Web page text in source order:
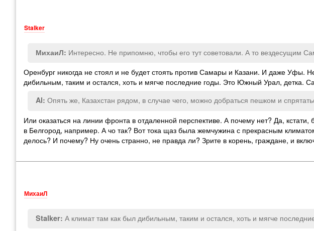
Stalker
МихаиЛ: Интересно. Не припомню, чтобы его тут советовали. А то вездесущим
Оренбург никогда не стоял и не будет стоять против Самары и Казани. И даже Уфы.
дибильным, таким и остался, хоть и мягче последние годы. Это Южный Урал, детка.
Al: Опять же, Казахстан рядом, в случае чего, можно добраться пешком и
Или оказаться на линии фронта в отдаленной перспективе. А почему нет? Да,
в Белгород, например. А чо так? Вот тока щаз была жемчужина с прекрасным
делось? И почему? Ну очень странно, не правда ли? Зрите в корень, граждане, и
МихаиЛ
Stalker: А климат там как был дибильным, таким и остался, хоть и мягче